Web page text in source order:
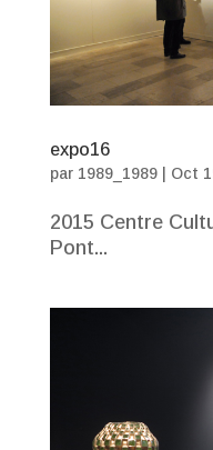
expo16
par 1989_1989| Oct
2015 Centre
Pont...